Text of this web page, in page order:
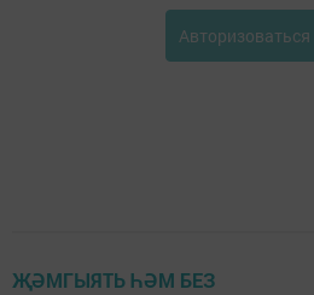
Авторизоваться
ҖӘМГЫЯТЬ ҺӘМ БЕЗ